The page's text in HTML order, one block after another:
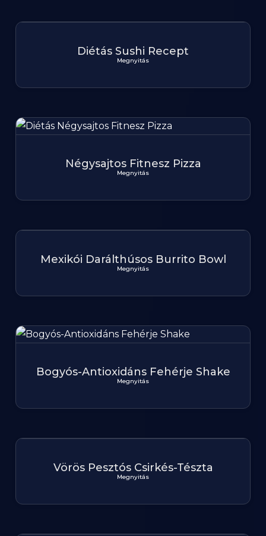
Diétás Sushi Recept
Megnyitás
Négysajtos Fitnesz Pizza
Megnyitás
Mexikói Darálthúsos Burrito Bowl
Megnyitás
Bogyós-Antioxidáns Fehérje Shake
Megnyitás
Vörös Pesztós Csirkés-Tészta
Megnyitás